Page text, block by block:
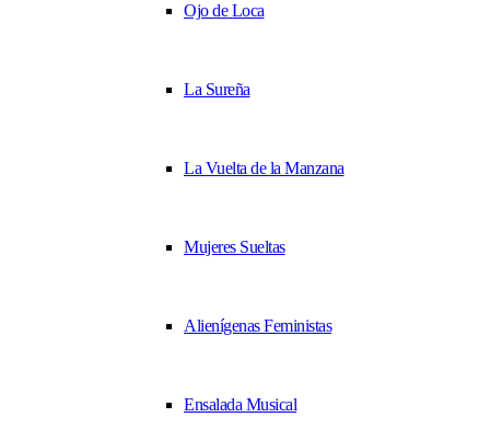
Ojo de Loca
La Sureña
La Vuelta de la Manzana
Mujeres Sueltas
Alienígenas Feministas
Ensalada Musical